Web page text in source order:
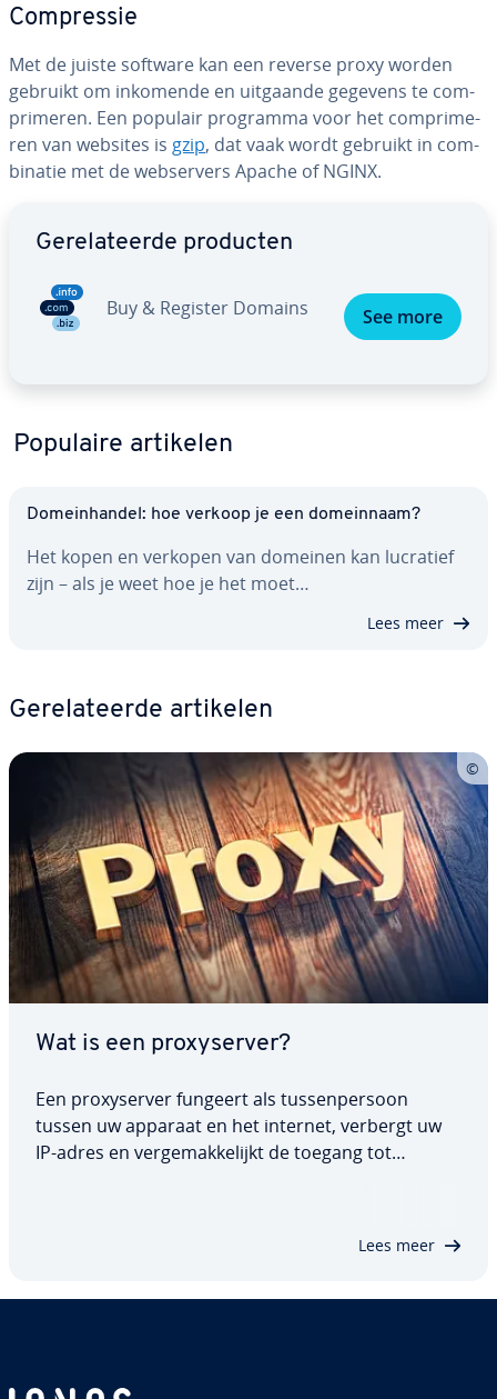
Com­pres­sie
Met de juiste software kan een reverse proxy worden
gebruikt om inkomende en uitgaande gegevens te com­
pri­me­ren. Een populair programma voor het com­pri­me­
ren van websites is gzip, dat vaak wordt gebruikt in com­
bi­na­tie met de web­ser­vers Apache of NGINX.
Ge­re­la­teer­de producten
Buy & Register Domains See more
Populaire artikelen
Do­mein­han­del: hoe verkoop je een do­mein­naam?
Het kopen en verkopen van domeinen kan lucratief
zijn – als je weet hoe je het moet…
Lees meer
Ge­re­la­teer­de artikelen
Wat is een proxy­ser­ver?
Een proxy­ser­ver fungeert als tus­sen­per­soon
tussen uw apparaat en het internet, verbergt uw
IP-adres en ver­ge­mak­ke­lijkt de toegang tot
Lees meer